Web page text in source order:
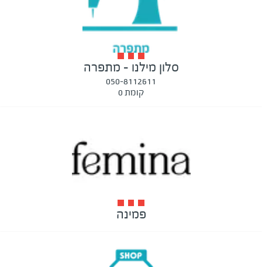
סלון מילנו - מתפרה
050-8112611
קומת 0
פמינה